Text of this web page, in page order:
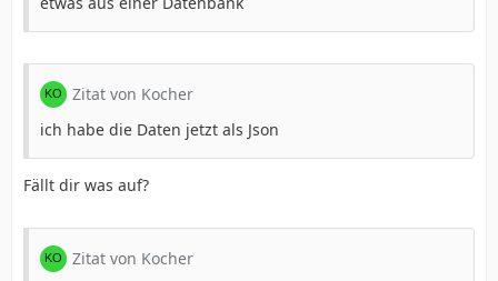
Zitat von Kocher
ich habe die Daten jetzt als Json
Fällt dir was auf?
Zitat von Kocher